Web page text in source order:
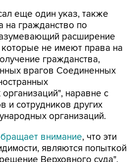
еще один указ, также
на гражданство по
расширение
не имеют права на
гражданства,
врагов Соединенных
наравне с
и сотрудников других
организаций.
внимание, что эти
являются попыткой